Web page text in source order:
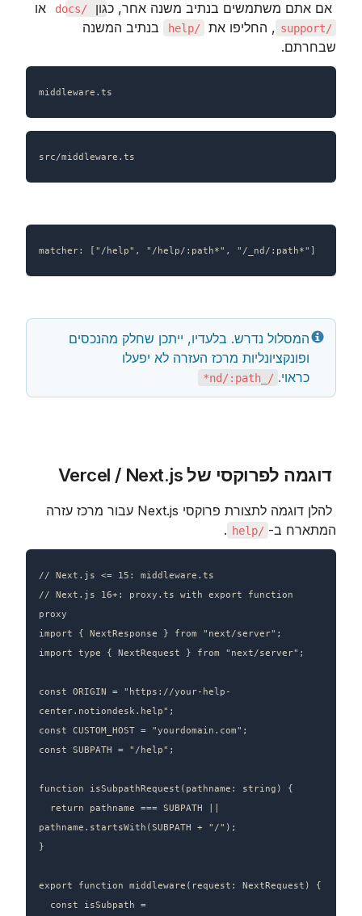
/docs או
/support , החליפו את /help
בנתיב המשנה
שבחרתם.
middleware.ts
src/middleware.ts
matcher: ["/help", "/help/:path*", "/_nd/:path*"]
המסלול נדרש. בלעדיו, ייתכן שחלק מהנכסים
ופונקציונליות מרכז העזרה לא יפעלו
כראוי. /_nd/:path*
דוגמה לפרוקסי של Vercel / Next.js
להלן דוגמה לתצורת פרוקסי Next.js עבור מרכז עזרה
המתארח ב- /help
.
// Next.js <= 15: middleware.ts
// Next.js 16+: proxy.ts with export function
proxy
import { NextResponse } from "next/server";
import type { NextRequest } from "next/server";
const ORIGIN = "https://your-help-
center.notiondesk.help";
const CUSTOM_HOST = "yourdomain.com";
const SUBPATH = "/help";
function isSubpathRequest(pathname: string) {
pathname.startsWith(SUBPATH + "/");
}
export function middleware(request: NextRequest) {